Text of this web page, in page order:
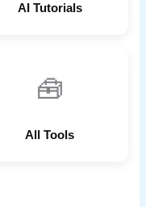
AI Tutorials
🧰
All Tools